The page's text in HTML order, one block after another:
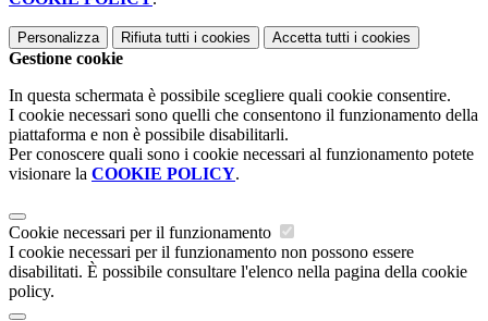
Personalizza Rifiuta tutti i cookies Accetta tutti i cookies
Gestione cookie
In questa schermata è possibile scegliere quali cookie consentire.
I cookie necessari sono quelli che consentono il funzionamento della
piattaforma e non è possibile disabilitarli.
Per conoscere quali sono i cookie necessari al funzionamento potete
visionare la COOKIE POLICY.
Cookie necessari per il funzionamento
I cookie necessari per il funzionamento non possono essere
disabilitati. È possibile consultare l'elenco nella pagina della cookie
policy.